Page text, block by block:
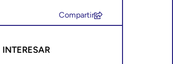
Compartir